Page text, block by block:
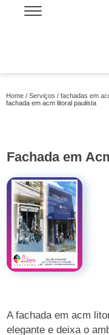
Home Serviços fachadas em
fachada em acm litoral paulista
Fachada em
A fachada em acm
elegante e deixa o